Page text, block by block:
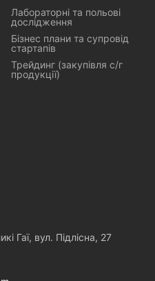
Лабораторні та польові
дослідження
Бізнес плани та супровід
стартапів
Трейдинг (закупівля с/г
продукції)
Гаї, вул. Підлісна, 27